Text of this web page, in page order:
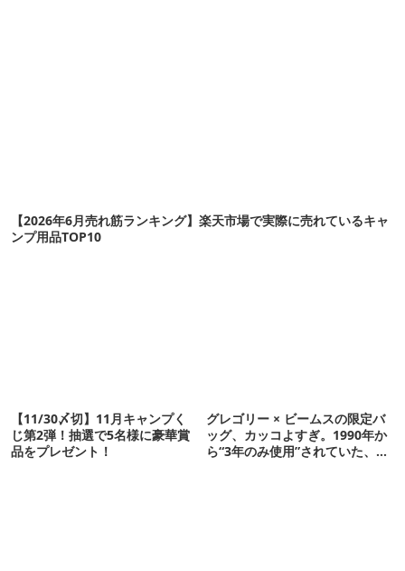
【2026年6月売れ筋ランキング】楽天市場で実際に売れているキャ
ンプ用品TOP10
【11/30〆切】11月キャンプく
じ第2弾！抽選で5名様に豪華賞
品をプレゼント！
グレゴリー × ビームスの限定バ
ッグ、カッコよすぎ。1990年か
ら“3年のみ使用”されていた、紫